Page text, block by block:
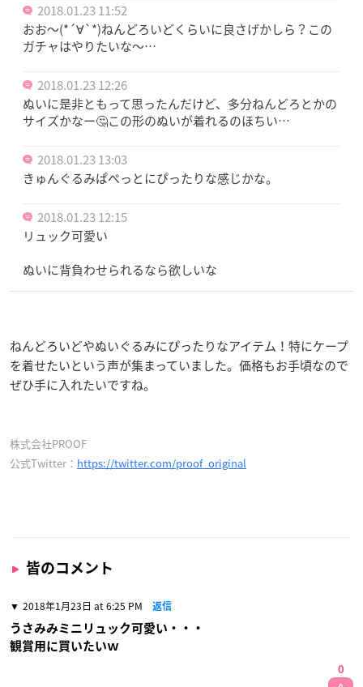
2018.01.23 11:52
おお〜(*´∀`*)ねんどろいどくらいに良さげかしら？この
ガチャはやりたいな〜…
2018.01.23 12:26
ぬいに是非ともって思ったんだけど、多分ねんどろとかの
サイズかなー🤔この形のぬいが着れるのほちい…
2018.01.23 13:03
きゅんぐるみぱぺっとにぴったりな感じかな。
2018.01.23 12:15
リュック可愛い
ぬいに背負わせられるなら欲しいな
ねんどろいどやぬいぐるみにぴったりなアイテム！特にケープ
を着せたいという声が集まっていました。価格もお手頃なので
ぜひ手に入れたいですね。
株式会社PROOF
公式Twitter： https://twitter.com/proof_original
皆のコメント
2018年1月23日 at 6:25 PM 返信
うさみみミニリュック可愛い・・・
観賞用に買いたいｗ
0